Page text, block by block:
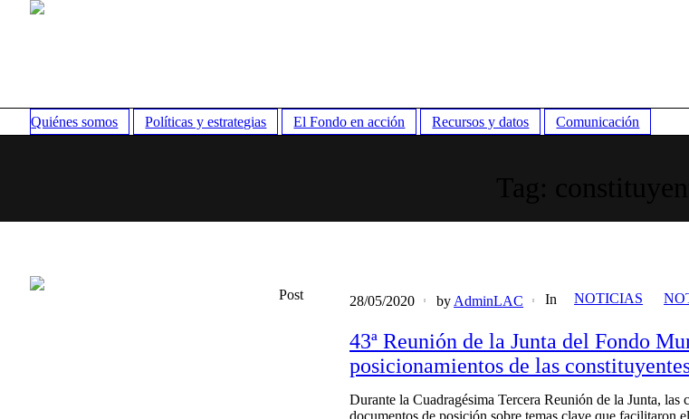
Quiénes somos Políticas y estrategias El Fondo en acción Recursos y datos Comunicación
Post 28/05/2020 by AdminLAC In NOTICIAS
43ª Reunión de la Junta del Fondo
posicionamientos de las
Durante la Cuadragésima Tercera Reunión de la Junta, las
documentos de posición sobre temas clave que facilitaron